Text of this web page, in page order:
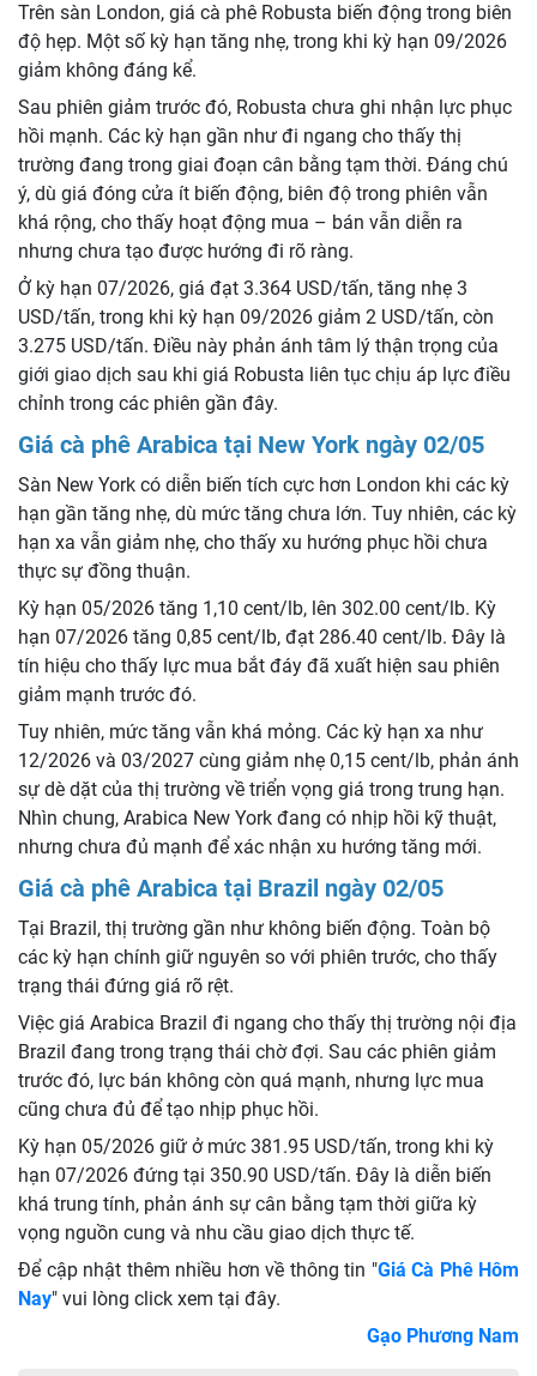
Trên sàn London, giá cà phê Robusta biến động trong biên
độ hẹp. Một số kỳ hạn tăng nhẹ, trong khi kỳ hạn 09/2026
giảm không đáng kể.
Sau phiên giảm trước đó, Robusta chưa ghi nhận lực phục
hồi mạnh. Các kỳ hạn gần như đi ngang cho thấy thị
trường đang trong giai đoạn cân bằng tạm thời. Đáng chú
ý, dù giá đóng cửa ít biến động, biên độ trong phiên vẫn
khá rộng, cho thấy hoạt động mua – bán vẫn diễn ra
nhưng chưa tạo được hướng đi rõ ràng.
Ở kỳ hạn 07/2026, giá đạt 3.364 USD/tấn, tăng nhẹ 3
USD/tấn, trong khi kỳ hạn 09/2026 giảm 2 USD/tấn, còn
3.275 USD/tấn. Điều này phản ánh tâm lý thận trọng của
giới giao dịch sau khi giá Robusta liên tục chịu áp lực điều
chỉnh trong các phiên gần đây.
Giá cà phê Arabica tại New York ngày 02/05
Sàn New York có diễn biến tích cực hơn London khi các kỳ
hạn gần tăng nhẹ, dù mức tăng chưa lớn. Tuy nhiên, các kỳ
hạn xa vẫn giảm nhẹ, cho thấy xu hướng phục hồi chưa
thực sự đồng thuận.
Kỳ hạn 05/2026 tăng 1,10 cent/lb, lên 302.00 cent/lb. Kỳ
hạn 07/2026 tăng 0,85 cent/lb, đạt 286.40 cent/lb. Đây là
tín hiệu cho thấy lực mua bắt đáy đã xuất hiện sau phiên
giảm mạnh trước đó.
Tuy nhiên, mức tăng vẫn khá mỏng. Các kỳ hạn xa như
12/2026 và 03/2027 cùng giảm nhẹ 0,15 cent/lb, phản ánh
sự dè dặt của thị trường về triển vọng giá trong trung hạn.
Nhìn chung, Arabica New York đang có nhịp hồi kỹ thuật,
nhưng chưa đủ mạnh để xác nhận xu hướng tăng mới.
Giá cà phê Arabica tại Brazil ngày 02/05
Tại Brazil, thị trường gần như không biến động. Toàn bộ
các kỳ hạn chính giữ nguyên so với phiên trước, cho thấy
trạng thái đứng giá rõ rệt.
Việc giá Arabica Brazil đi ngang cho thấy thị trường nội địa
Brazil đang trong trạng thái chờ đợi. Sau các phiên giảm
trước đó, lực bán không còn quá mạnh, nhưng lực mua
cũng chưa đủ để tạo nhịp phục hồi.
Kỳ hạn 05/2026 giữ ở mức 381.95 USD/tấn, trong khi kỳ
hạn 07/2026 đứng tại 350.90 USD/tấn. Đây là diễn biến
khá trung tính, phản ánh sự cân bằng tạm thời giữa kỳ
vọng nguồn cung và nhu cầu giao dịch thực tế.
Để cập nhật thêm nhiều hơn về thông tin "Giá Cà Phê Hôm
Nay" vui lòng click xem tại đây.
Gạo Phương Nam